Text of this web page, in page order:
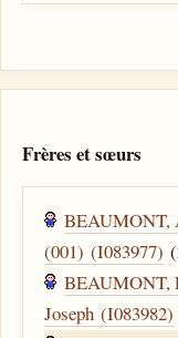
Frères et sœurs
BEAUMONT,
(001) (I083977)
BEAUMONT,
Joseph (I083982)